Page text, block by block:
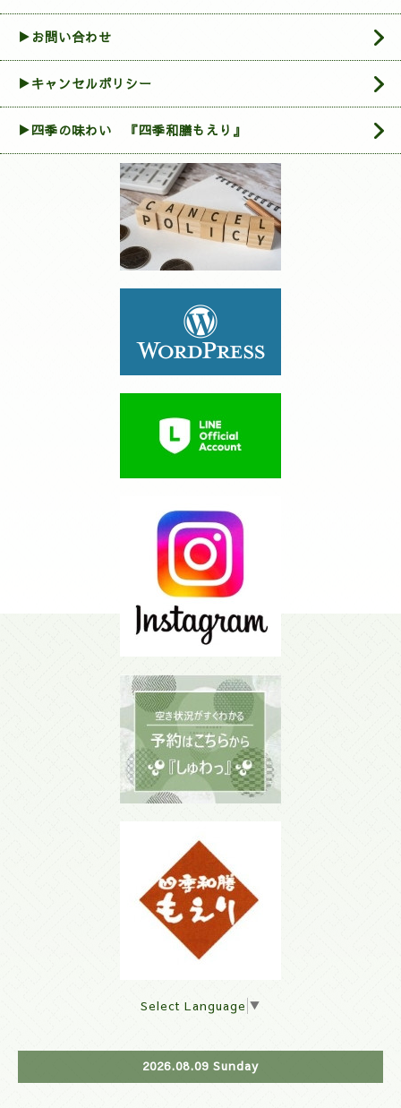
▶お問い合わせ
▶︎キャンセルポリシー
▶四季の味わい 『四季和膳もえり』
Select Language ▼
2026.08.09 Sunday